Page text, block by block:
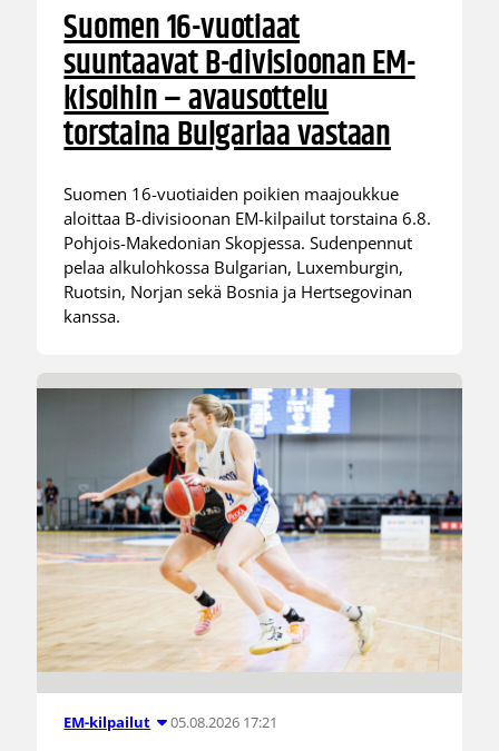
Suomen 16-vuotiaat
suuntaavat B-divisioonan EM-
kisoihin – avausottelu
torstaina Bulgariaa vastaan
Suomen 16-vuotiaiden poikien maajoukkue
aloittaa B-divisioonan EM-kilpailut torstaina 6.8.
Pohjois-Makedonian Skopjessa. Sudenpennut
pelaa alkulohkossa Bulgarian, Luxemburgin,
Ruotsin, Norjan sekä Bosnia ja Hertsegovinan
kanssa.
EM-kilpailut 05.08.2026 17:21